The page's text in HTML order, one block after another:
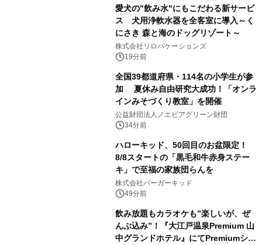
愛犬の"飲み水"にもこだわる新サービ
ス 犬用浄軟水器を全客室に導入～く
にさき 森と海のドッグリゾート～
株式会社リロバケーションズ
19分前
全国39都道府県・114名の小学生が参
加 夏休み自由研究大成功！「オンラ
インみそづくり教室」を開催
公益財団法人ノエビアグリーン財団
34分前
ハローキッド、50回目のお盆限定！
8/8スタートの「黒毛和牛赤身ステー
キ」で至福の家族団らんを
株式会社バーガーキッド
49分前
飲み放題もカラオケも”楽しいが、ぜ
んぶ込み”！『大江戸温泉Premium 山
中グランドホテル』にてPremiumシリ